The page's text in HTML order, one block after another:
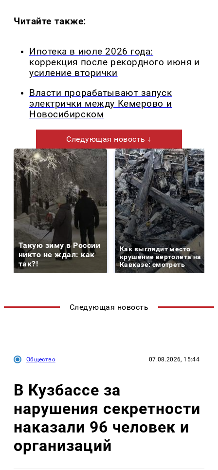
Читайте также:
Ипотека в июле 2026 года:
коррекция после рекордного июня и
усиление вторички
Власти прорабатывают запуск
электрички между Кемерово и
Новосибирском
Следующая новость ↓
Такую зиму в России
никто не ждал: как
так?!
Как выглядит место
крушение вертолета на
Кавказе: смотреть
Следующая новость
Общество 07.08.2026, 15:44
В Кузбассе за
нарушения секретности
наказали 96 человек и
организаций